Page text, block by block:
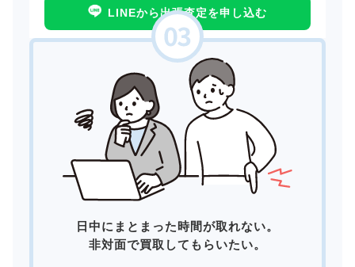
LINEから出張査定を申し込む
日中にまとまった時間が取れない。
非対面で買取してもらいたい。